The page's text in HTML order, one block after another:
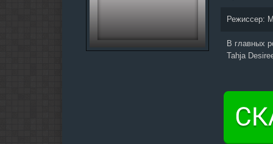
Режиссер:
В главных
Tahja